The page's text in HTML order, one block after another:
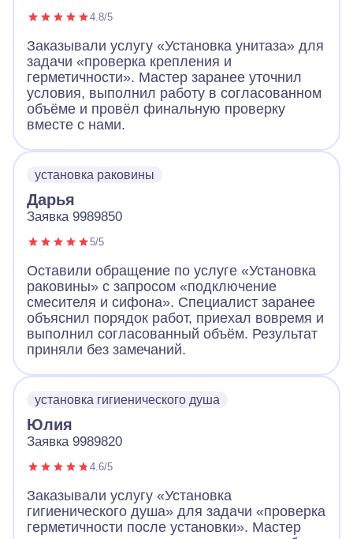
4.8/5
Заказывали услугу «Установка унитаза» для
задачи «проверка крепления и
герметичности». Мастер заранее уточнил
условия, выполнил работу в согласованном
объёме и провёл финальную проверку
вместе с нами.
установка раковины
Дарья
Заявка 9989850
5/5
Оставили обращение по услуге «Установка
раковины» с запросом «подключение
смесителя и сифона». Специалист заранее
объяснил порядок работ, приехал вовремя и
выполнил согласованный объём. Результат
приняли без замечаний.
установка гигиенического душа
Юлия
Заявка 9989820
4.6/5
Заказывали услугу «Установка
гигиенического душа» для задачи «проверка
герметичности после установки». Мастер